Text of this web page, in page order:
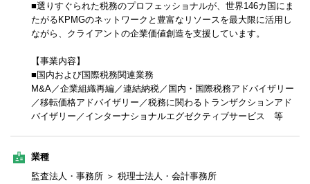
■選りすぐられた税務のプロフェッショナルが、世界146カ国にま
たがるKPMGのネットワークと豊富なリソースを最大限に活用し
ながら、クライアントの企業価値創造を支援しています。
【事業内容】
■国内および国際税務関連業務
M&A／企業組織再編／連結納税／国内・国際税務アドバイザリー
／移転価格アドバイザリー／税務に関わるトランザクションアド
バイザリー／インターナショナルエグゼクティブサービス 等
業種
監査法人・事務所 ＞ 税理士法人・会計事務所